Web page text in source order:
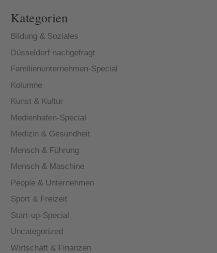
Kategorien
Bildung & Soziales
Düsseldorf nachgefragt
Familienunternehmen-Special
Kolumne
Kunst & Kultur
Medienhafen-Special
Medizin & Gesundheit
Mensch & Führung
Mensch & Maschine
People & Unternehmen
Sport & Freizeit
Start-up-Special
Uncategorized
Wirtschaft & Finanzen